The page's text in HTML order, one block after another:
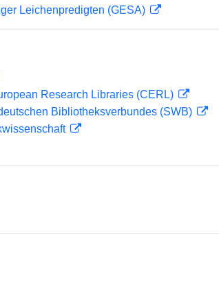
Leichenpredigten (GESA)
Research Libraries (CERL)
Bibliotheksverbundes (SWB)